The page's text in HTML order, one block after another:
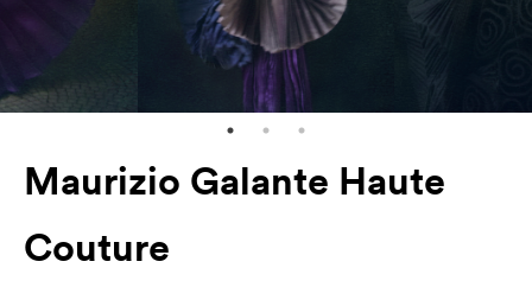
Maurizio Galante Haute
Couture